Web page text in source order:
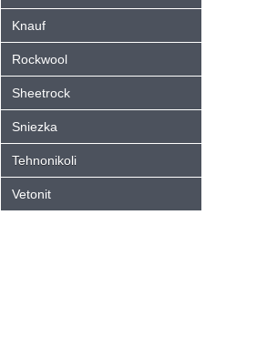
Knauf
Rockwool
Sheetrock
Sniezka
Tehnonikoli
Vetonit